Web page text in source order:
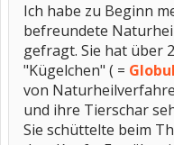
Ich habe zu Beginn
befreundete
gefragt. Sie hat über
"Kügelchen" ( =
von
und ihre Tierschar
Sie schüttelte beim